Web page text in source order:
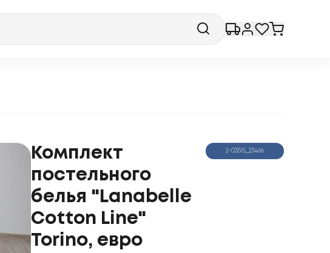
Комплект
постельного
белья "Lanabelle
Cotton Line"
Torino, евро
2-03515_23466